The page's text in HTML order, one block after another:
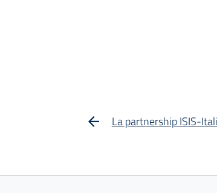
La partnership ISIS-